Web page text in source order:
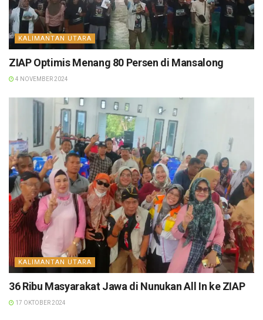
KALIMANTAN UTARA
ZIAP Optimis Menang 80 Persen di Mansalong
4 NOVEMBER 2024
KALIMANTAN UTARA
36 Ribu Masyarakat Jawa di Nunukan All In ke ZIAP
17 OKTOBER 2024